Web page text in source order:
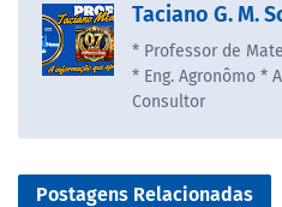
Taciano G. M.
* Professor de
* Eng. Agronômo *
Consultor
Postagens Relacionadas